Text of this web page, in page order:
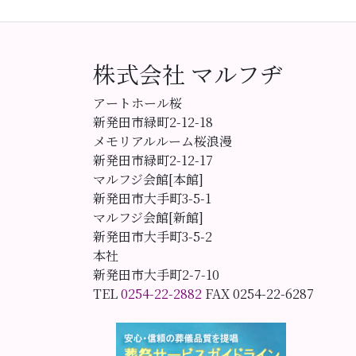
株式会社 マルフヂ
アートホール桜
新発田市緑町2-12-18
メモリアルルーム桜浪漫
新発田市緑町2-12-17
マルフジ会館[本館]
新発田市大手町3-5-1
マルフジ会館[新館]
新発田市大手町3-5-2
本社
新発田市大手町2-7-10
TEL0254-22-2882 FAX 0254-22-6287